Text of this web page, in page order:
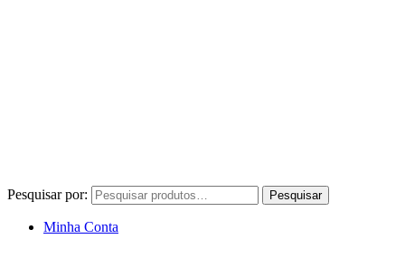
Pesquisar por: Pesquisar
Minha Conta